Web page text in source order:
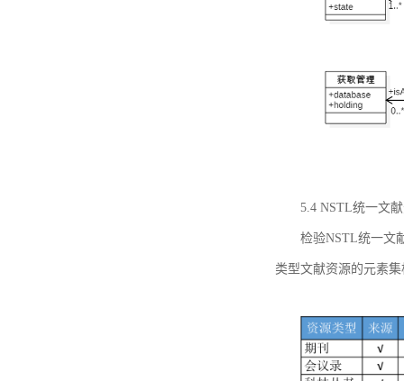
5.4 NSTL统一文
检验NSTL统一文
类型文献资源的元素